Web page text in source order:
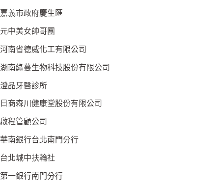
嘉義市政府慶生匯
元中美女帥哥團
河南省德威化工有限公司
湖南綠蔓生物科技股份有限公司
澄品牙醫診所
日商森川健康堂股份有限公司
啟程管顧公司
華南銀行台北南門分行
台北城中扶輪社
第一銀行南門分行